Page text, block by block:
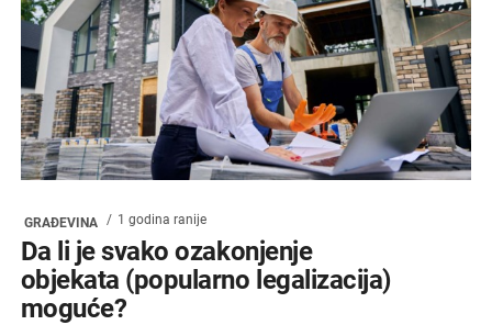
GRAĐEVINA 1 godina ranije
Da li je svako ozakonjenje
objekata (popularno legalizacija)
moguće?